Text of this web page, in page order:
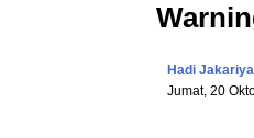
Hadi Jakariya
Jumat, 20